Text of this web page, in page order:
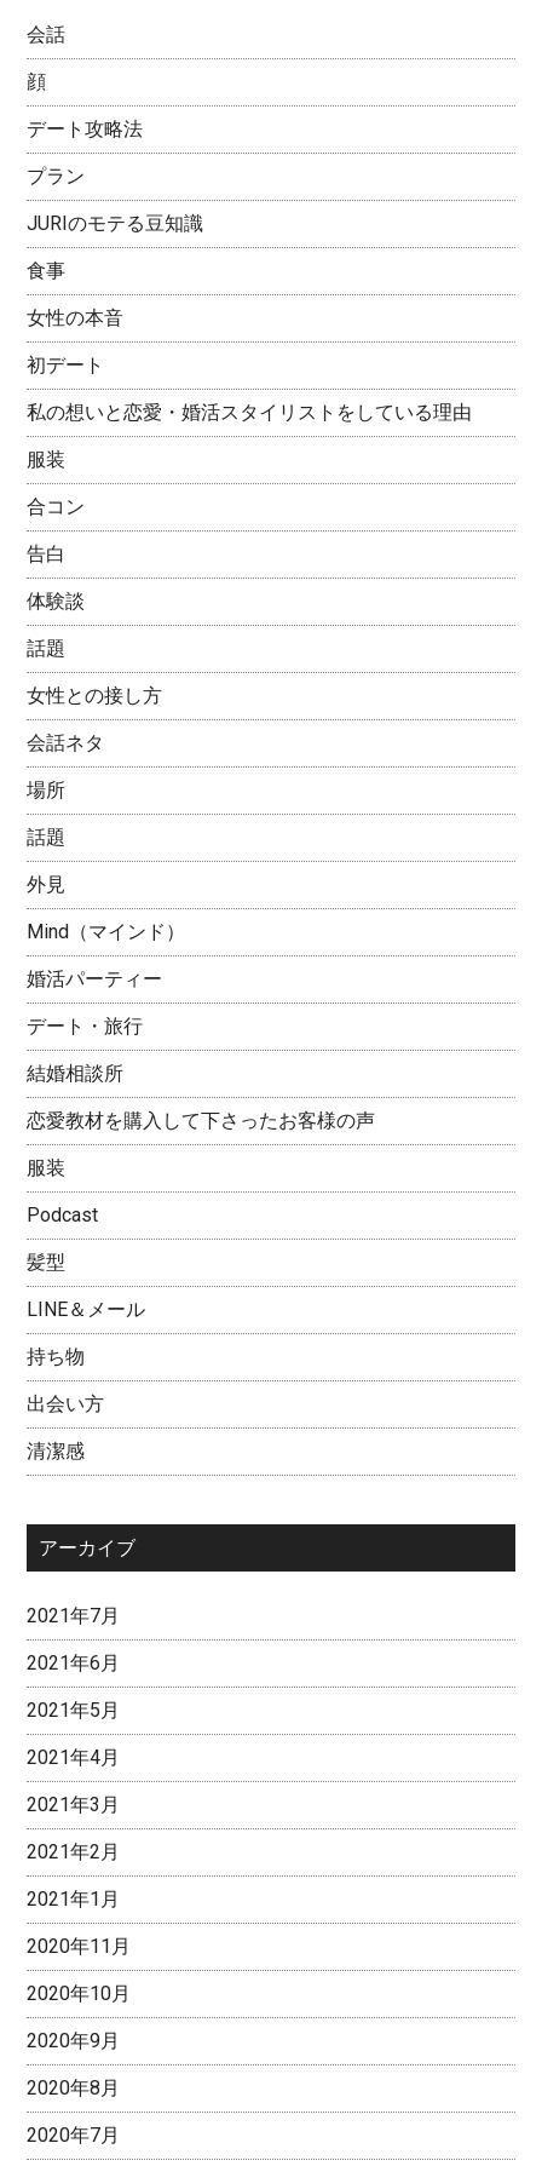
会話
顔
デート攻略法
プラン
JURIのモテる豆知識
食事
女性の本音
初デート
私の想いと恋愛・婚活スタイリストをしている理由
服装
合コン
告白
体験談
話題
女性との接し方
会話ネタ
場所
話題
外見
Mind（マインド）
婚活パーティー
デート・旅行
結婚相談所
恋愛教材を購入して下さったお客様の声
服装
Podcast
髪型
LINE＆メール
持ち物
出会い方
清潔感
アーカイブ
2021年7月
2021年6月
2021年5月
2021年4月
2021年3月
2021年2月
2021年1月
2020年11月
2020年10月
2020年9月
2020年8月
2020年7月